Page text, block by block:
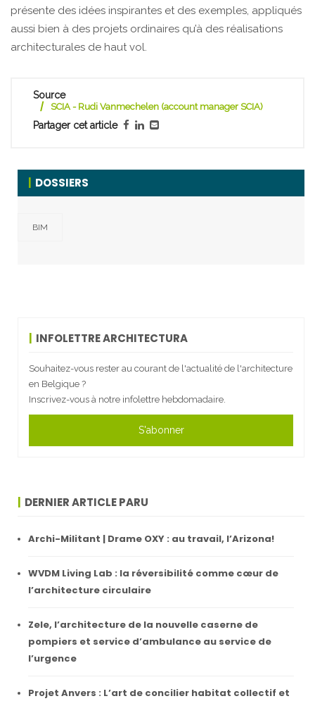
présente des idées inspirantes et des exemples, appliqués
aussi bien à des projets ordinaires qu’à des réalisations
architecturales de haut vol.
Source
SCIA - Rudi Vanmechelen (account manager SCIA)
Partager cet article
DOSSIERS
BIM
INFOLETTRE ARCHITECTURA
Souhaitez-vous rester au courant de l'actualité de l'architecture
en Belgique ?
Inscrivez-vous à notre infolettre hebdomadaire.
S'abonner
DERNIER ARTICLE PARU
Archi-Militant | Drame OXY : au travail, l’Arizona!
WVDM Living Lab : la réversibilité comme cœur de
l’architecture circulaire
Zele, l’architecture de la nouvelle caserne de
pompiers et service d’ambulance au service de
l’urgence
Projet Anvers : L’art de concilier habitat collectif et